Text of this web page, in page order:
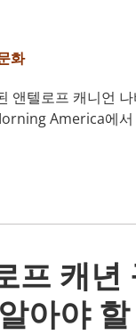
화
텔로프 캐니언 나
America에서
프 캐년
아야